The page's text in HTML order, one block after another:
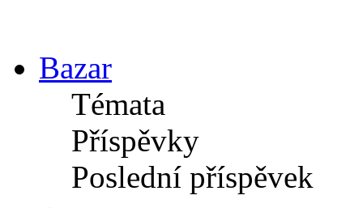
Bazar
Témata
Příspěvky
Poslední příspěvek